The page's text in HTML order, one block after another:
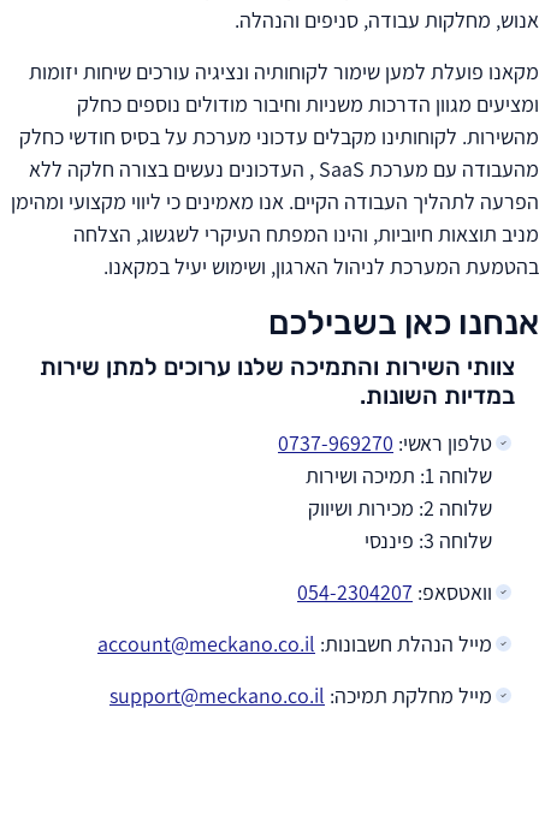
אנוש, מחלקות עבודה, סניפים והנהלה.
מקאנו פועלת למען שימור לקוחותיה ונציגיה עורכים שיחות יזומות
ומציעים מגוון הדרכות משניות וחיבור מודולים נוספים כחלק
מהשירות. לקוחותינו מקבלים עדכוני מערכת על בסיס חודשי כחלק
מהעבודה עם מערכת SaaS , העדכונים נעשים בצורה חלקה ללא
הפרעה לתהליך העבודה הקיים. אנו מאמינים כי ליווי מקצועי ומהימן
מניב תוצאות חיוביות, והינו המפתח העיקרי לשגשוג, הצלחה
בהטמעת המערכת לניהול הארגון, ושימוש יעיל במקאנו.
אנחנו כאן בשבילכם
צוותי השירות והתמיכה שלנו ערוכים למתן שירות
במדיות השונות.
טלפון ראשי: 0737-969270
שלוחה 1: תמיכה ושירות
שלוחה 2: מכירות ושיווק
שלוחה 3: פיננסי
וואטסאפ: 054-2304207
מייל הנהלת חשבונות: account@meckano.co.il
מייל מחלקת תמיכה: support@meckano.co.il